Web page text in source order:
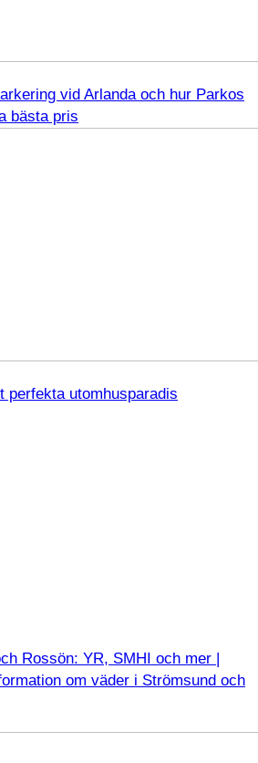
vid Arlanda och hur Parkos
bästa pris
perfekta utomhusparadis
Rossön: YR, SMHI och mer |
om väder i Strömsund och